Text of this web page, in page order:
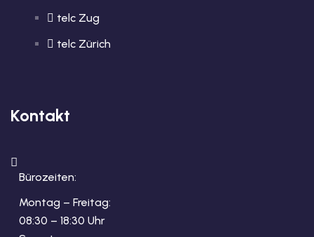
telc Zug
telc Zürich
Kontakt
Bürozeiten:
Montag – Freitag:
08:30 – 18:30 Uhr